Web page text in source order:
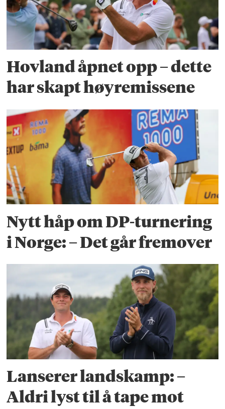
Hovland åpnet opp – dette
har skapt høyremissene
Nytt håp om DP-turnering
i Norge: – Det går fremover
Lanserer landskamp: –
Aldri lyst til å tape mot